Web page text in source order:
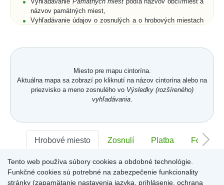
názvov pamätných miest,
Vyhľadávanie údajov o zosnulých a o hrobových miestach
Rozšírené vyhľadávanie zosnulých aj podľa dátumu
buď na cintorínoch konkrétnej obce/mesta, alebo na
všetkých cintorínoch obcí/miest umiestnených na portáli,
Zobrazenie zoznamov zosnulých na vyhľadaných
symbolických cintorínoch a/alebo pamätníkoch s
Prehľadné usporiadanie databázových záznamov cintorína
Karte hrobového miesta
Karta
hrobového miestaje členená na jednotlivé záložky -
Kronika,
ZáložkaHrobové miesto obsahuje položky: číslo hrobového
miesta, dĺžka, šírka, plocha a hĺbka hrobového miesta,
Miesto pre mapu cintorína.
Aktuálna mapa sa zobrazí po kliknutí na názov cintorína alebo na
priezvisko a meno zosnulého vo Výsledky (rozšíreného)
vyhľadávania.
Hrobové miesto Zosnulí Platba Foto
Sektor:- Rad:- Číslo:-
Tento web používa súbory cookies a obdobné technológie.
Funkčné cookies sú potrebné na zabezpečenie funkcionality
stránky (zapamätanie nastavenia jazyka, prihlásenie, ochrana